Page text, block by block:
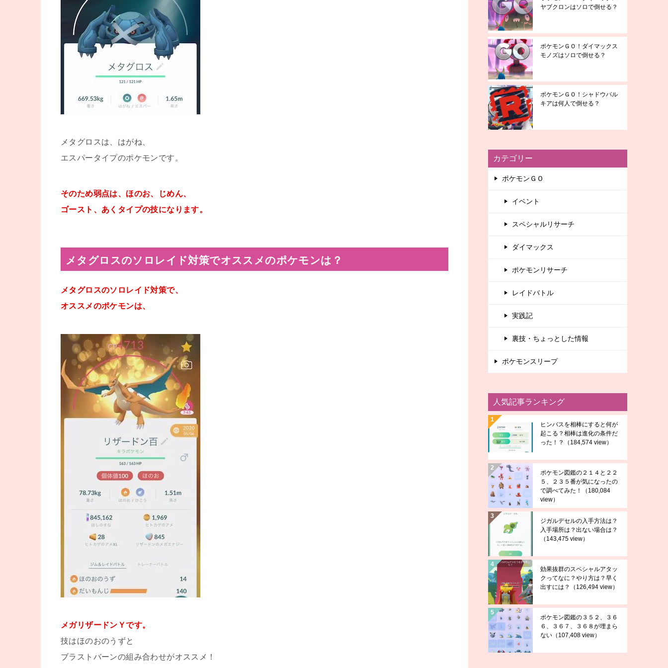
メタグロスは、はがね、
エスパータイプのポケモンです。
そのため弱点は、ほのお、じめん、
ゴースト、あくタイプの技になります。
メタグロスのソロレイド対策でオススメのポケモンは？
メタグロスのソロレイド対策で、
オススメのポケモンは、
メガリザードンＹです。
技はほのおのうずと
ブラストバーンの組み合わせがオススメ！
ヤブクロンはソロで倒せる？
ポケモンＧＯ！ダイマックス
モノズはソロで倒せる？
ポケモンＧＯ！シャドウパル
キアは何人で倒せる？
カテゴリー
ポケモンＧＯ
イベント
スペシャルリサーチ
ダイマックス
ポケモンリサーチ
レイドバトル
実践記
裏技・ちょっとした情報
ポケモンスリープ
人気記事ランキング
ヒンバスを相棒にすると何が
起こる？相棒は進化の条件だ
った！？
（184,574 view）
ポケモン図鑑の２１４と２２
５、２３５番が気になったの
で調べてみた！
（180,084
view）
ジガルデセルの入手方法は？
入手場所は？出ない場合は？
（143,475 view）
効果抜群のスペシャルアタッ
クってなに？やり方は？早く
出すには？
（126,494 view）
ポケモン図鑑の３５２、３６
６、３６７、３６８が埋まら
ない （107,408 view）